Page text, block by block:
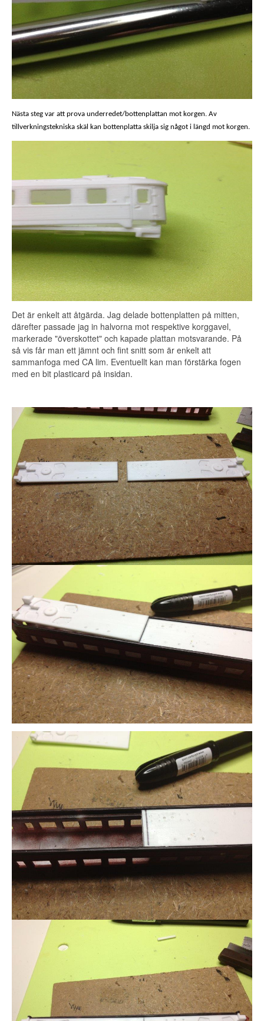
Nästa steg var att prova underredet/bottenplattan mot korgen. Av
tillverkningstekniska skäl kan bottenplatta skilja sig något i längd mot korgen.
Det är enkelt att åtgärda. Jag delade bottenplatten på mitten,
därefter passade jag in halvorna mot respektive korggavel,
markerade "överskottet" och kapade plattan motsvarande. På
så vis får man ett jämnt och fint snitt som är enkelt att
sammanfoga med CA lim. Eventuellt kan man förstärka fogen
med en bit plasticard på insidan.